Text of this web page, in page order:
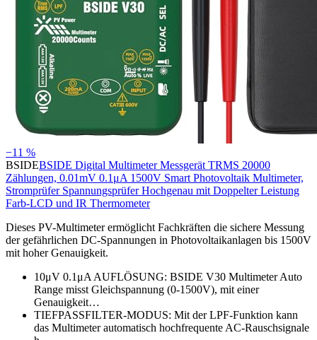
−11 %
BSIDEBSIDE Digital Multimeter Messgerät TRMS 20000
Zählungen, 0.01mV 0.1μA 1500V Smart Photovoltaik Multimeter,
Stromprüfer Spannungsprüfer Hochgenau mit Doppelter Leistung
Farb-LCD und IR Thermometer
Dieses PV-Multimeter ermöglicht Fachkräften die sichere Messung
der gefährlichen DC-Spannungen in Photovoltaikanlagen bis 1500V
mit hoher Genauigkeit.
10μV 0.1μA AUFLÖSUNG: BSIDE V30 Multimeter Auto
Range misst Gleichspannung (0-1500V), mit einer
Genauigkeit…
TIEFPASSFILTER-MODUS: Mit der LPF-Funktion kann
das Multimeter automatisch hochfrequente AC-Rauschsignale